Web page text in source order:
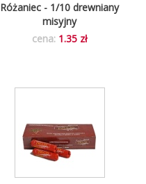
Różaniec - 1/10 drewniany
misyjny
cena: 1.35 zł